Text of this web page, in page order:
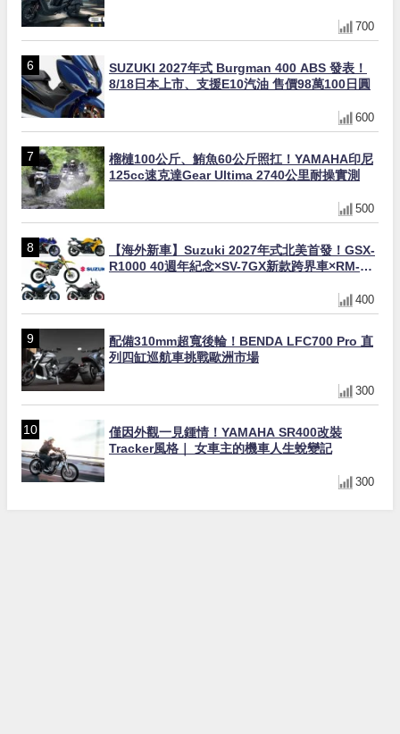
700
SUZUKI 2027年式 Burgman 400 ABS 發表！
8/18日本上市、支援E10汽油 售價98萬100日圓
600
榴槤100公斤、鮪魚60公斤照扛！YAMAHA印尼
125cc速克達Gear Ultima 2740公里耐操實測
500
【海外新車】Suzuki 2027年式北美首發！GSX-
R1000 40週年紀念×SV-7GX新款跨界車×RM-
400
配備310mm超寬後輪！BENDA LFC700 Pro 直
列四缸巡航車挑戰歐洲市場
300
僅因外觀一見鍾情！YAMAHA SR400改裝
Tracker風格｜ 女車主的機車人生蛻變記
300